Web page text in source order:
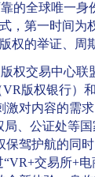
的全球唯一
，第一时间为
权的举证、周
交易中心联
版权银行）和
对内容的需
、公证处等
驾护航的同
交易所+